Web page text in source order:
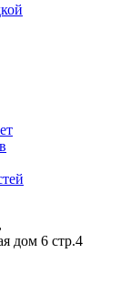
дом 6 стр.4